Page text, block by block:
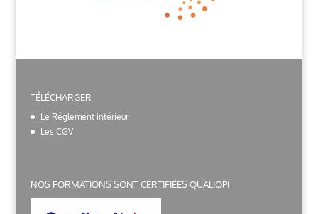
TÉLÉCHARGER
Le Réglement intérieur
Les CGV
NOS FORMATIONS SONT CERTIFIÉES QUALIOPI